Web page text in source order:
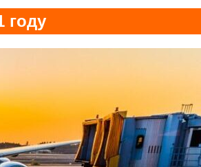
+38 (067) 180-32-43,
году